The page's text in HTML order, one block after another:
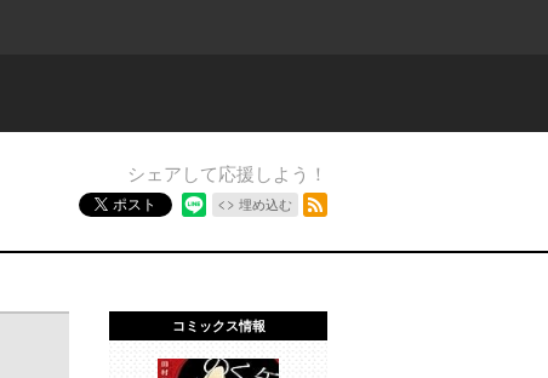
シェアして応援しよう！
ポスト 埋め込む
コミックス情報